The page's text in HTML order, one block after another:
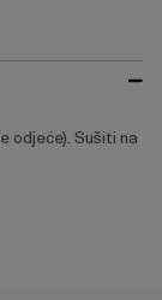
odjeće). Sušiti na